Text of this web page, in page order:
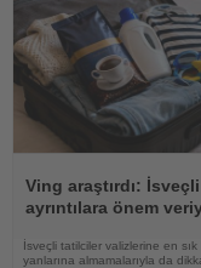
Oku
Ving araştırdı:
ayrıntılara önem
İsveçli tatilciler valizlerine en
yanlarına almamalarıyla da